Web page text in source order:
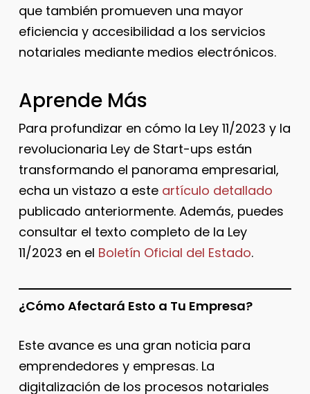
que también promueven una mayor
eficiencia y accesibilidad a los servicios
notariales mediante medios electrónicos.
Aprende Más
Para profundizar en cómo la Ley 11/2023 y la
revolucionaria Ley de Start-ups están
transformando el panorama empresarial,
echa un vistazo a este artículo detallado
publicado anteriormente. Además, puedes
consultar el texto completo de la Ley
11/2023 en el Boletín Oficial del Estado.
¿Cómo Afectará Esto a Tu Empresa?
Este avance es una gran noticia para
emprendedores y empresas. La
digitalización de los procesos notariales